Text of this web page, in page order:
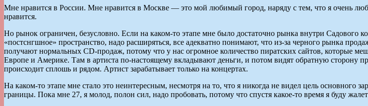
Мне нравится в России. Мне нравится в Москве — это мой любимый город, наряду с тем, что я очень
нравится.
Но рынок ограничен, безусловно. Если на каком-то этапе мне было достаточно рынка внутри Садового
«постснгшное» пространство, надо расширяться, все адекватно понимают, что из-за черного рынка
получают нормальных CD-продаж, потому что у нас огромное количество пиратских сайтов, которые
Европе и Америке. Там в артиста по-настоящему вкладывают деньги, и потом видят обратную сторону
происходит сплошь и рядом. Артист зарабатывает только на концертах.
На каком-то этапе мне стало это неинтересным, несмотря на то, что я никогда не видел цель основного
границы. Пока мне 27, я молод, полон сил, надо пробовать, потому что спустя какое-то время я буду